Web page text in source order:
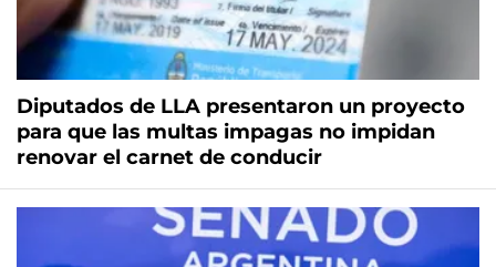
Diputados de LLA presentaron un proyecto
para que las multas impagas no impidan
renovar el carnet de conducir